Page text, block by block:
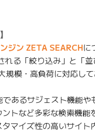
ジン ZETA SEARCHに
れる「絞り込み」と「
規模・高負荷に対応し
あるサジェスト機能
トなど多彩な検索機
マイズ性の高いサイト